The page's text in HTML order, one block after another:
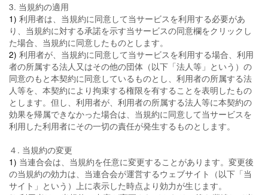
3. 当規約の適用
1) 利用者は、当規約に同意して当サービスを利用する必要があ
り、当規約に対する承諾を示す当サービスの同意欄をクリックし
た場合、当規約に同意したものとします。
2) 利用者が、当規約に同意して当サービスを利用する場合、利用
者の所属する法人又はその他の団体（以下「法人等」という）の
同意のもと本契約に同意しているものとし、利用者の所属する法
人等を、本契約により拘束する権限を有することを表明したもの
とします。但し、利用者が、利用者の所属する法人等に本契約の
効果を帰属できなかった場合は、当規約に同意して当サービスを
利用した利用者にその一切の責任が発生するものとします。
４. 当規約の変更
1) 当連合会は、当規約を任意に変更することがあります。変更後
の当規約の効力は、当連合会が運営するウェブサイト（以下「当
サイト」という）上に表示した時点より効力が生じます。